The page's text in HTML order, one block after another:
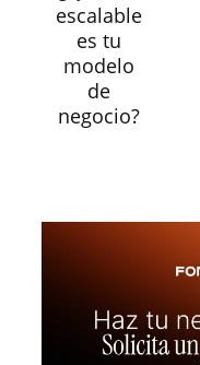
escalable
es tu
modelo
de
negocio?